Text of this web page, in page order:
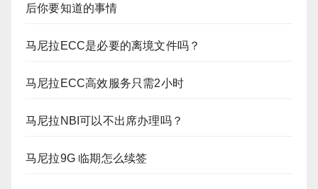
后你要知道的事情
马尼拉ECC是必要的离境文件吗？
马尼拉ECC高效服务只需2小时
马尼拉NBI可以不出席办理吗？
马尼拉9G 临期怎么续签